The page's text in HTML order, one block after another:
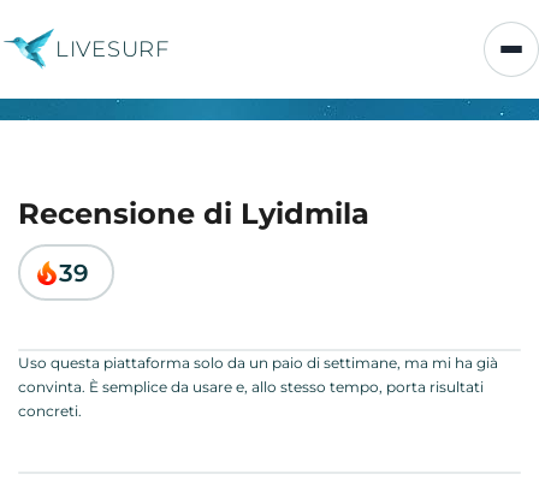
LIVESURF
Recensione di Lyidmila
39
Uso questa piattaforma solo da un paio di settimane, ma mi ha già
convinta. È semplice da usare e, allo stesso tempo, porta risultati
concreti.